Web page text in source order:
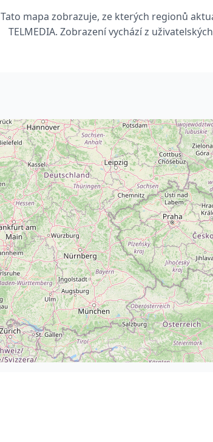
Tato mapa zobrazuje, ze kterých regionů
TELMEDIA. Zobrazení vychází z